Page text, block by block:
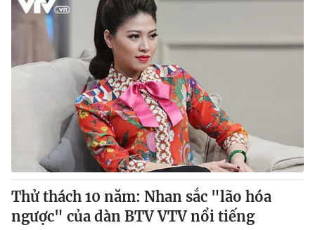
Thử thách 10 năm: Nhan sắc "lão hóa
ngược" của dàn BTV VTV nổi tiếng